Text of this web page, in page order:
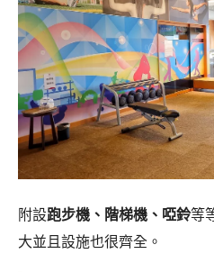
附設跑步機、階梯機、啞鈴等
大並且設施也很齊全。